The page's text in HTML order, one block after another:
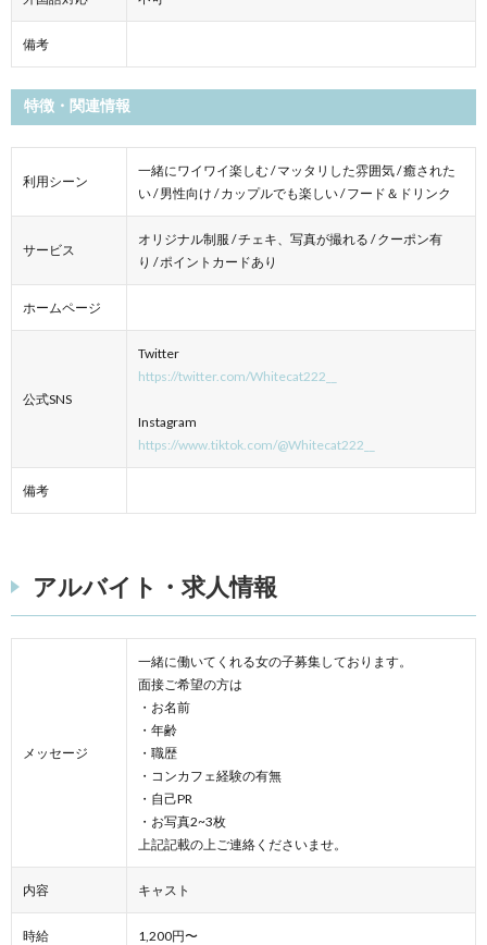
備考
特徴・関連情報
利用シーン
一緒にワイワイ楽しむ / マッタリした雰囲気 / 癒された
い / 男性向け / カップルでも楽しい / フード＆ドリンク
サービス
オリジナル制服 / チェキ、写真が撮れる / クーポン有
り / ポイントカードあり
ホームページ
公式SNS
Twitter
https://twitter.com/Whitecat222__
Instagram
https://www.tiktok.com/@Whitecat222__
備考
アルバイト・求人情報
メッセージ
一緒に働いてくれる女の子募集しております。
面接ご希望の方は
・お名前
・年齢
・職歴
・コンカフェ経験の有無
・自己PR
・お写真2~3枚
上記記載の上ご連絡くださいませ。
内容 キャスト
時給 1,200円〜